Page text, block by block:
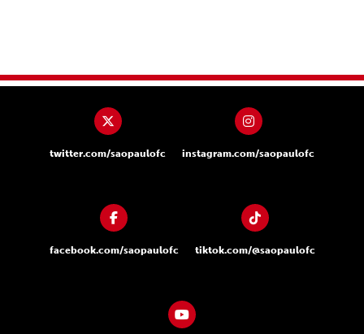
twitter.com/saopaulofc instagram.com/saopaulofc
facebook.com/saopaulofc tiktok.com/@saopaulofc